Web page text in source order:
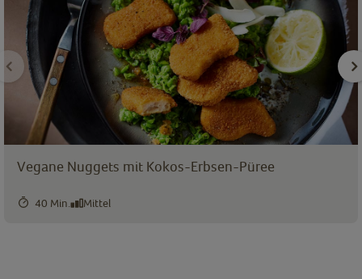
Vegane Nuggets mit Kokos-Erbsen-Püree
40 Min. Mittel